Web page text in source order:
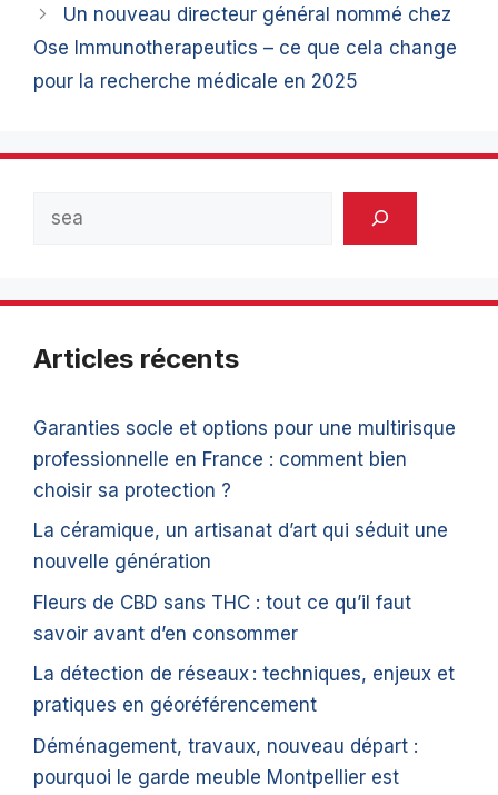
Un nouveau directeur général nommé chez
Ose Immunotherapeutics – ce que cela change
pour la recherche médicale en 2025
Articles récents
Garanties socle et options pour une multirisque
professionnelle en France : comment bien
choisir sa protection ?
La céramique, un artisanat d’art qui séduit une
nouvelle génération
Fleurs de CBD sans THC : tout ce qu’il faut
savoir avant d’en consommer
La détection de réseaux : techniques, enjeux et
pratiques en géoréférencement
Déménagement, travaux, nouveau départ :
pourquoi le garde meuble Montpellier est